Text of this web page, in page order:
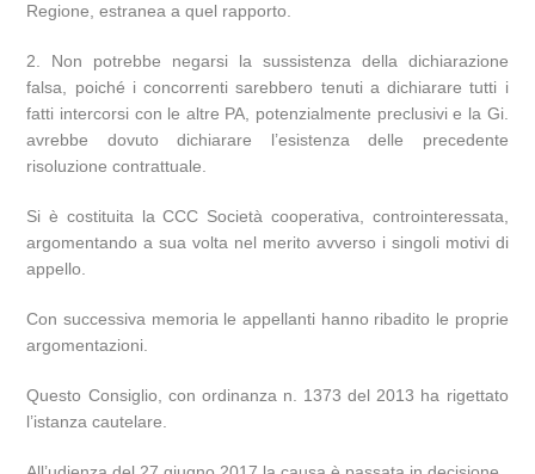
Regione, estranea a quel rapporto.
2. Non potrebbe negarsi la sussistenza della dichiarazione
falsa, poiché i concorrenti sarebbero tenuti a dichiarare tutti i
fatti intercorsi con le altre PA, potenzialmente preclusivi e la Gi.
avrebbe dovuto dichiarare l’esistenza delle precedente
risoluzione contrattuale.
Si è costituita la CCC Società cooperativa, controinteressata,
argomentando a sua volta nel merito avverso i singoli motivi di
appello.
Con successiva memoria le appellanti hanno ribadito le proprie
argomentazioni.
Questo Consiglio, con ordinanza n. 1373 del 2013 ha rigettato
l’istanza cautelare.